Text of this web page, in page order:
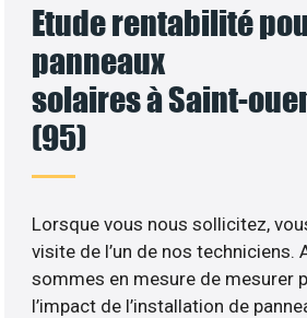
Etude rentabilité
panneaux
solaires à Saint-
(95)
Lorsque vous nous sollicitez,
visite de l’un de nos techniciens.
sommes en mesure de mesurer
l’impact de l’installation de